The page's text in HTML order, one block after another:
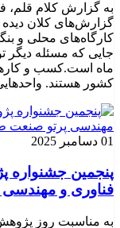
به گزارش کلام قلم،
گزارش‌های کلان دیده
کارگاه‌های محلی و
جایی که مسئله دیگر
ماه است.کسب‌ و
کشور هستند.
01 دسامبر 2025
پنجمین جشنواره
فناوری و